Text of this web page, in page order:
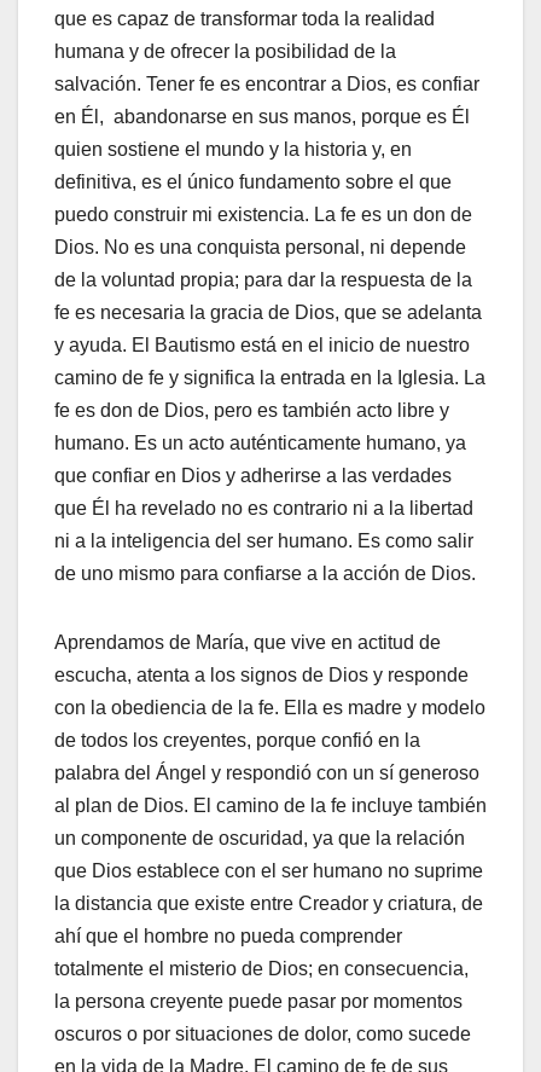
que es capaz de transformar toda la realidad
humana y de ofrecer la posibilidad de la
salvación. Tener fe es encontrar a Dios, es confiar
en Él, abandonarse en sus manos, porque es Él
quien sostiene el mundo y la historia y, en
definitiva, es el único fundamento sobre el que
puedo construir mi existencia. La fe es un don de
Dios. No es una conquista personal, ni depende
de la voluntad propia; para dar la respuesta de la
fe es necesaria la gracia de Dios, que se adelanta
y ayuda. El Bautismo está en el inicio de nuestro
camino de fe y significa la entrada en la Iglesia. La
fe es don de Dios, pero es también acto libre y
humano. Es un acto auténticamente humano, ya
que confiar en Dios y adherirse a las verdades
que Él ha revelado no es contrario ni a la libertad
ni a la inteligencia del ser humano. Es como salir
de uno mismo para confiarse a la acción de Dios.
Aprendamos de María, que vive en actitud de
escucha, atenta a los signos de Dios y responde
con la obediencia de la fe. Ella es madre y modelo
de todos los creyentes, porque confió en la
palabra del Ángel y respondió con un sí generoso
al plan de Dios. El camino de la fe incluye también
un componente de oscuridad, ya que la relación
que Dios establece con el ser humano no suprime
la distancia que existe entre Creador y criatura, de
ahí que el hombre no pueda comprender
totalmente el misterio de Dios; en consecuencia,
la persona creyente puede pasar por momentos
oscuros o por situaciones de dolor, como sucede
en la vida de la Madre. El camino de fe de sus